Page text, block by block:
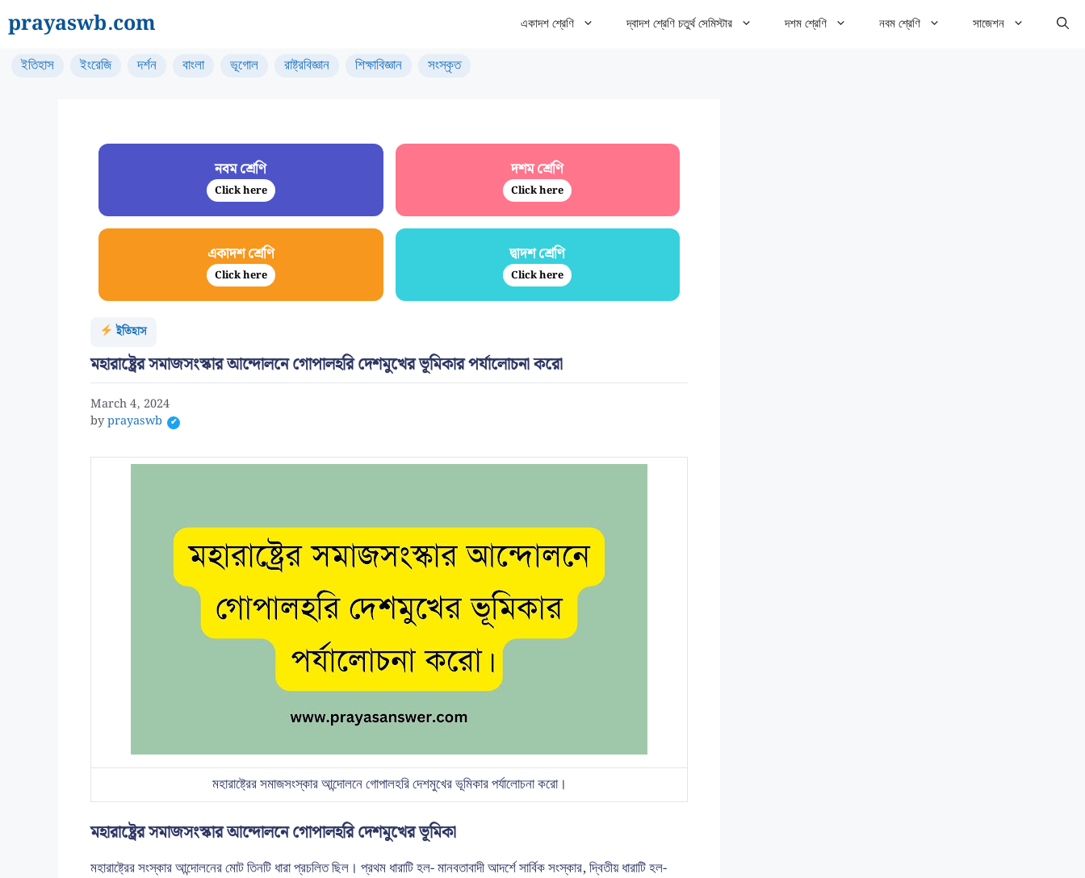
to
content
prayaswb.com একাদশ শ্রেণি দ্বাদশ শ্রেণি চতুর্থ সেমিস্টার দশম শ্রেণি নবম শ্রেণি সাজেশন
ইতিহাস ইংরেজি দর্শন বাংলা ভূগোল রাষ্ট্রবিজ্ঞান শিক্ষাবিজ্ঞান সংস্কৃত
নবম শ্রেণি
Click here
দশম শ্রেণি
Click here
একাদশ শ্রেণি
Click here
দ্বাদশ শ্রেণি
Click here
ইতিহাস
মহারাষ্ট্রের সমাজসংস্কার আন্দোলনে গোপালহরি দেশমুখের ভূমিকার পর্যালোচনা করো
March 4, 2024
byprayaswb
মহারাষ্ট্রের সমাজসংস্কার আন্দোলনে গোপালহরি দেশমুখের ভূমিকার পর্যালোচনা করো।
মহারাষ্ট্রের সমাজসংস্কার আন্দোলনে গোপালহরি দেশমুখের ভূমিকা
মহারাষ্ট্রের সংস্কার আন্দোলনের মোট তিনটি ধারা প্রচলিত ছিল। প্রথম ধারাটি হল- মানবতাবাদী আদর্শে সার্বিক সংস্কার, দ্বিতীয় ধারাটি হল-